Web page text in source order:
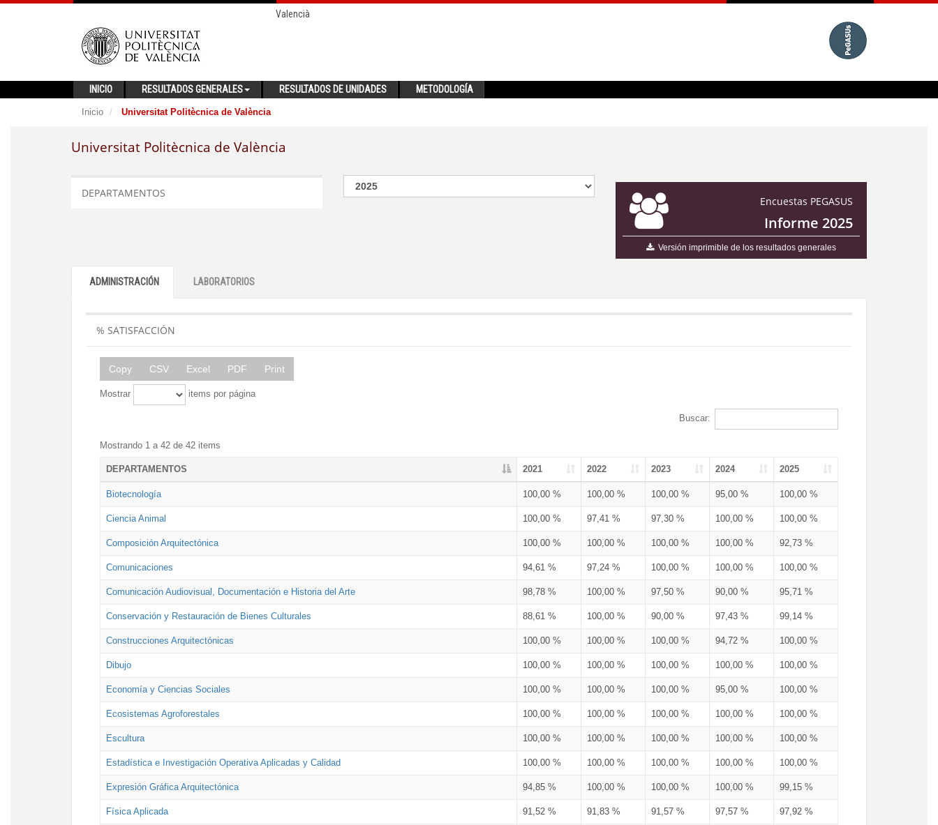
Valencià
INICIO RESULTADOS GENERALES RESULTADOS DE UNIDADES METODOLOGÍA
Inicio Universitat Politècnica de València
Universitat Politècnica de València
Encuestas PEGASUS
Informe 2025
Versión imprimible de los resultados generales
DEPARTAMENTOS
ADMINISTRACIÓN LABORATORIOS
% SATISFACCIÓN
Copy CSV Excel PDF Print
Mostrar items por página
Buscar:
Mostrando 1 a 42 de 42 items
DEPARTAMENTOS 2021 2022 2023 2024 2025
Biotecnología 100,00 % 100,00 % 100,00 % 95,00 % 100,00 %
Ciencia Animal 100,00 % 97,41 % 97,30 % 100,00 % 100,00 %
Composición Arquitectónica 100,00 % 100,00 % 100,00 % 100,00 % 92,73 %
Comunicaciones 94,61 % 97,24 % 100,00 % 100,00 % 100,00 %
Comunicación Audiovisual, Documentación e Historia del Arte 98,78 % 100,00 % 97,50 % 90,00 % 95,71 %
Conservación y Restauración de Bienes Culturales 88,61 % 100,00 % 90,00 % 97,43 % 99,14 %
Construcciones Arquitectónicas 100,00 % 100,00 % 100,00 % 94,72 % 100,00 %
Dibujo 100,00 % 100,00 % 100,00 % 100,00 % 100,00 %
Economía y Ciencias Sociales 100,00 % 100,00 % 100,00 % 95,00 % 100,00 %
Ecosistemas Agroforestales 100,00 % 100,00 % 100,00 % 100,00 % 100,00 %
Escultura 100,00 % 100,00 % 100,00 % 100,00 % 100,00 %
Estadística e Investigación Operativa Aplicadas y Calidad 100,00 % 100,00 % 100,00 % 100,00 % 100,00 %
Expresión Gráfica Arquitectónica 94,85 % 100,00 % 100,00 % 100,00 % 99,15 %
Física Aplicada 91,52 % 91,83 % 91,57 % 97,57 % 97,92 %